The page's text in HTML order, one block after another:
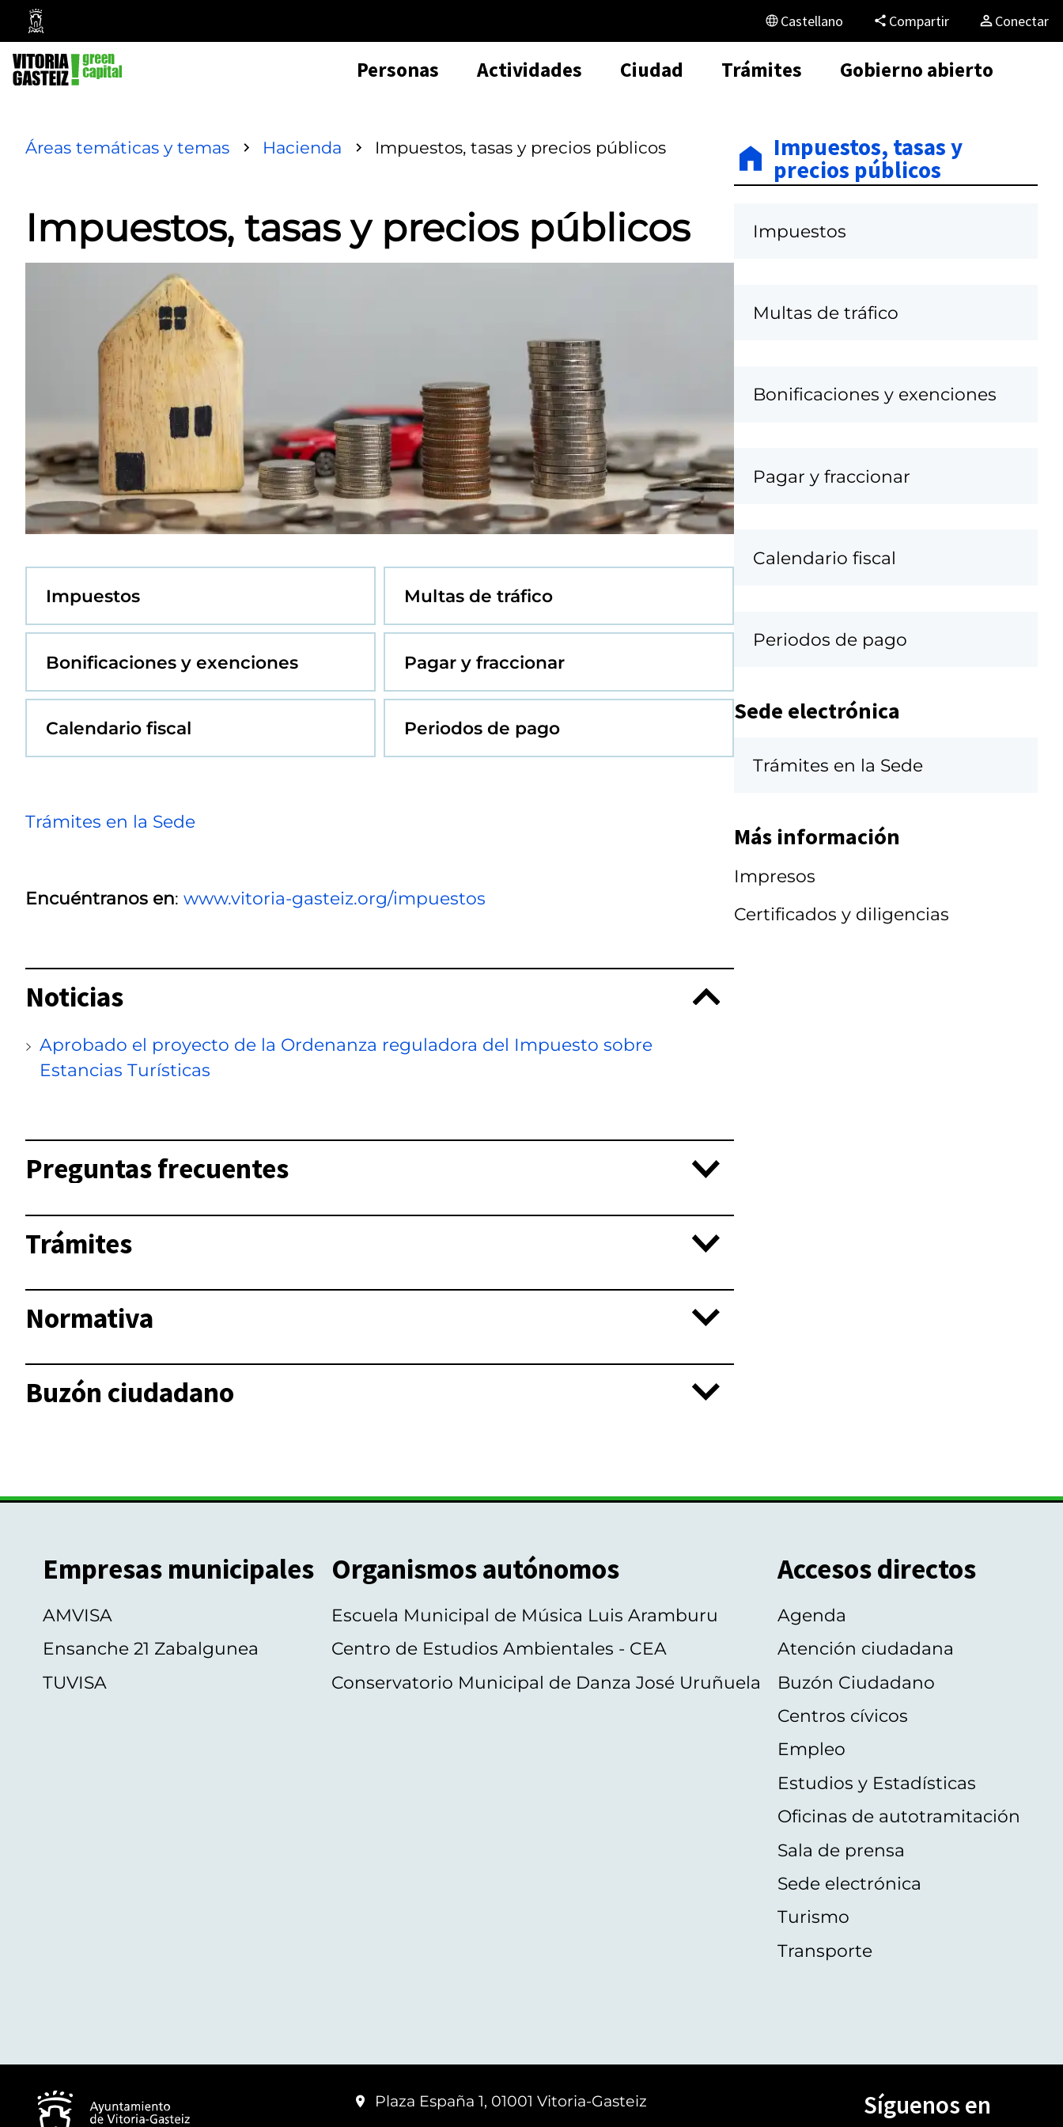
Ayuntamiento
Vitoria-
Gasteiz
Castellano Compartir Conectar
Personas Actividades Ciudad Trámites Gobierno abierto
Áreas temáticas y temas Hacienda Impuestos, tasas y precios públicos
Impuestos, tasas y precios públicos
Impuestos Multas de tráfico
Bonificaciones y exenciones Pagar y fraccionar
Calendario fiscal Periodos de pago
Trámites en la Sede
Encuéntranos en: www.vitoria-gasteiz.org/impuestos
Noticias
Aprobado el proyecto de la Ordenanza reguladora del Impuesto sobre
Estancias Turísticas
Preguntas frecuentes
Trámites
Normativa
Buzón ciudadano
Impuestos, tasas y
precios públicos
Impuestos
Multas de tráfico
Bonificaciones y exenciones
Pagar y fraccionar
Calendario fiscal
Periodos de pago
Sede electrónica
Trámites en la Sede
Más información
Impresos
Certificados y diligencias
Empresas municipales
AMVISA
Ensanche 21 Zabalgunea
TUVISA
Organismos autónomos
Escuela Municipal de Música Luis Aramburu
Centro de Estudios Ambientales - CEA
Conservatorio Municipal de Danza José Uruñuela
Accesos directos
Agenda
Atención ciudadana
Buzón Ciudadano
Centros cívicos
Empleo
Estudios y Estadísticas
Oficinas de autotramitación
Sala de prensa
Sede electrónica
Turismo
Transporte
Plaza España 1, 01001 Vitoria-Gasteiz Síguenos en